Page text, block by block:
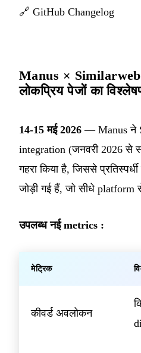
🔗 GitHub Changelog
Manus ×
लोकप्रिय पेजों का
14-15 मई 2026 — Manus ने
integration (जनवरी 2026 से
गहरा किया है, जिससे
जोड़ी गई हैं, जो सीधे platform
उपलब्ध नई metrics :
मेट्रिक
कीवर्ड अवलोकन